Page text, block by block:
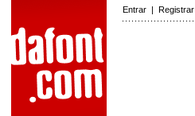
Entrar | Registrar